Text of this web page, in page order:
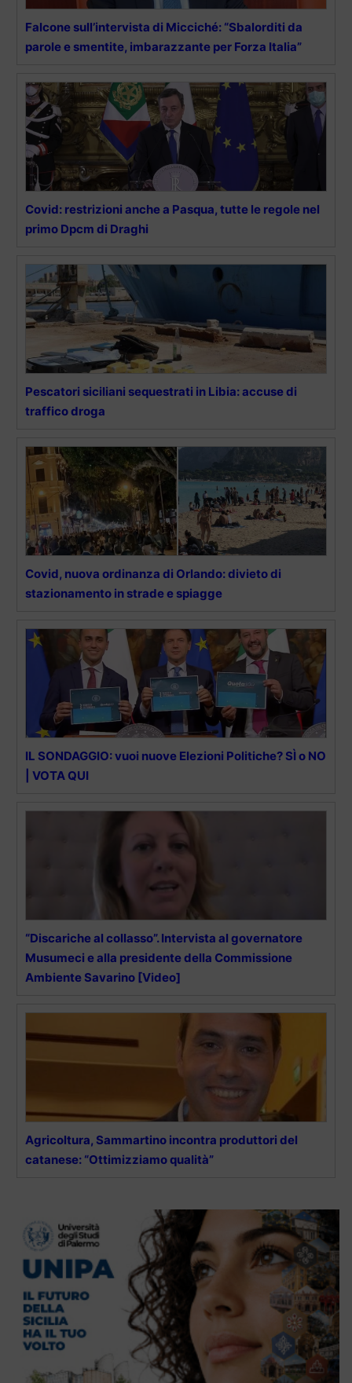
Falcone sull’intervista di Micciché: “Sbalorditi da
parole e smentite, imbarazzante per Forza Italia”
Covid: restrizioni anche a Pasqua, tutte le regole nel
primo Dpcm di Draghi
Pescatori siciliani sequestrati in Libia: accuse di
traffico droga
Covid, nuova ordinanza di Orlando: divieto di
stazionamento in strade e spiagge
IL SONDAGGIO: vuoi nuove Elezioni Politiche? SÌ o NO
| VOTA QUI
“Discariche al collasso”. Intervista al governatore
Musumeci e alla presidente della Commissione
Ambiente Savarino [Video]
Agricoltura, Sammartino incontra produttori del
catanese: “Ottimizziamo qualità”